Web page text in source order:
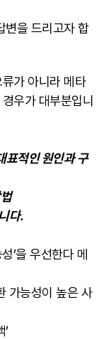
변을 드리고자 합
가 아니라 메타
우가 대부분입니
표적인 원인과 구
다.
’을 우선한다 메
가능성이 높은 사
’